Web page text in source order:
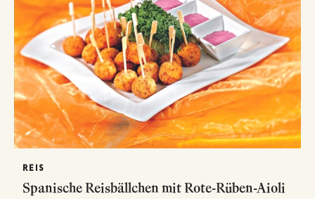
REIS
Spanische Reisbällchen mit Rote-Rüben-Aioli